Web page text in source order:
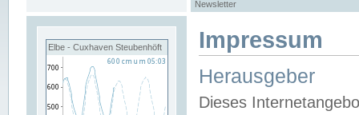
Newsletter
Elbe - Cuxhaven Steubenhöft Impressum
Herausgeber
Dieses